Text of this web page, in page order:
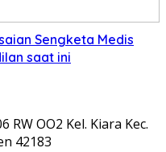
Sengketa Medis
saat ini
RW OO2 Kel. Kiara Kec.
42183